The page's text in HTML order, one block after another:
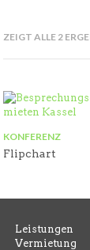
ZEIGT ALLE 2
KONFERENZ
Flipchart
Leistungen
Vermietung